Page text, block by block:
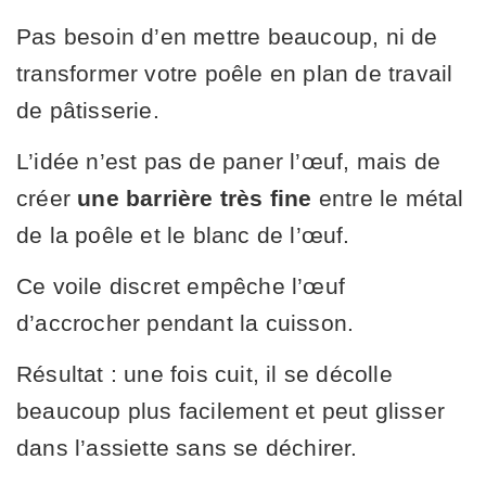
Pas besoin d’en mettre beaucoup, ni de
transformer votre poêle en plan de travail
de pâtisserie.
L’idée n’est pas de paner l’œuf, mais de
créer une barrière très fine entre le métal
de la poêle et le blanc de l’œuf.
Ce voile discret empêche l’œuf
d’accrocher pendant la cuisson.
Résultat : une fois cuit, il se décolle
beaucoup plus facilement et peut glisser
dans l’assiette sans se déchirer.